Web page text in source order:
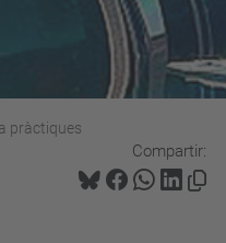
pràctiques
Compartir: